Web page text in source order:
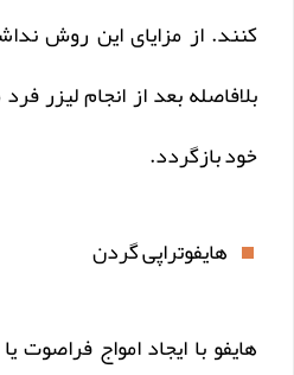
کنند. از مزایای این روش
بلافاصله بعد از انجام لیزر
خود بازگردد.
هایفوتراپی گردن
هایفو با ایجاد امواج فراصوت